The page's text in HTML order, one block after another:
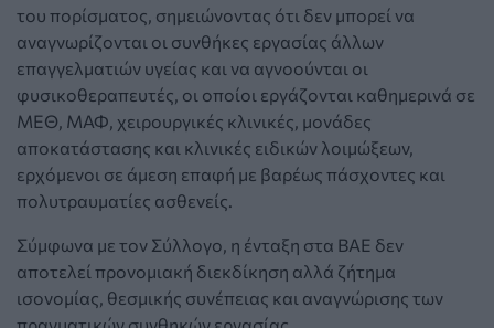
του πορίσματος, σημειώνοντας ότι δεν μπορεί να
αναγνωρίζονται οι συνθήκες εργασίας άλλων
επαγγελματιών υγείας και να αγνοούνται οι
φυσικοθεραπευτές, οι οποίοι εργάζονται καθημερινά σε
ΜΕΘ, ΜΑΦ, χειρουργικές κλινικές, μονάδες
αποκατάστασης και κλινικές ειδικών λοιμώξεων,
ερχόμενοι σε άμεση επαφή με βαρέως πάσχοντες και
πολυτραυματίες ασθενείς.
Σύμφωνα με τον Σύλλογο, η ένταξη στα ΒΑΕ δεν
αποτελεί προνομιακή διεκδίκηση αλλά ζήτημα
ισονομίας, θεσμικής συνέπειας και αναγνώρισης των
πραγματικών συνθηκών εργασίας.